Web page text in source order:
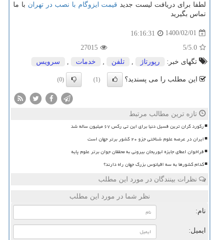
لطفا برای دریافت لیست جدید قیمت ایزوگام با نصب در تهران با ما
تماس بگیرید
1400/02/01
16:16:31
5.0
/5
27015
تگهای خبر:
رپورتاژ تلفن خدمات سرویس
این مطلب را می پسندید؟ (1)
(0)
تازه ترین مطالب مرتبط
رکورد گران ترین فسیل دنیا برای این تی رکس ۶۷ میلیون ساله شد
ایران در عرصه علوم شناختی جزو ۲۰ کشور برتر جهان است
فراخوان اعطای جایزه ابوریحان بیرونی به محققان جوان برتر علوم پایه
کدام کشورها به سه اقیانوس بزرگ جهان راه دارند؟
نظرات بینندگان در مورد این مطلب
نظر شما در مورد این مطلب
نام:
ایمیل: